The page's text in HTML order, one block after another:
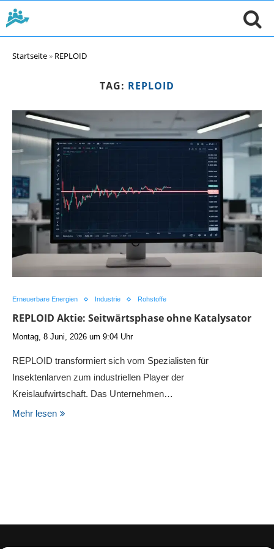
Startseite» REPLOID
TAG: REPLOID
Erneuerbare Energien Industrie Rohstoffe
REPLOID Aktie: Seitwärtsphase ohne Katalysator
Montag, 8 Juni, 2026 um 9:04 Uhr
REPLOID transformiert sich vom Spezialisten für
Insektenlarven zum industriellen Player der
Kreislaufwirtschaft. Das Unternehmen…
Mehr lesen